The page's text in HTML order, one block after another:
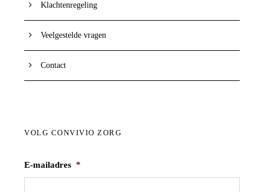
Klachtenregeling
Veelgestelde vragen
Contact
VOLG CONVIVIO ZORG
E-mailadres *